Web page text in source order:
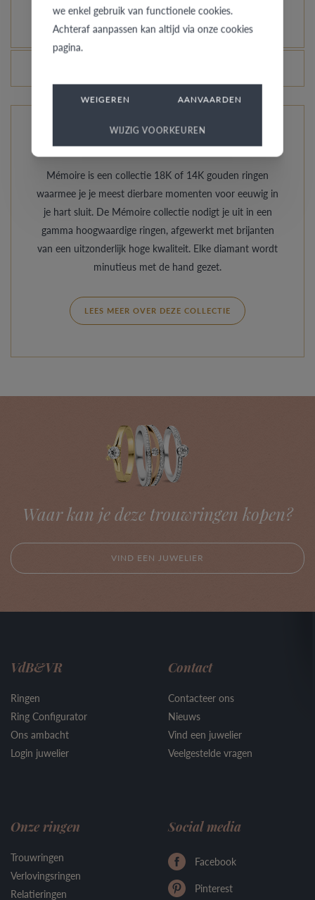
Hoe vermijd je dat het gerhodineerd wit goud
verandert in champagnekleur?
Mémoire is een collectie 18K of 14K gouden ringen
waarmee je je meest dierbare momenten voor eeuwig in
je hart sluit. De Mémoire collectie nodigt je uit in een
gamma hoogwaardige ringen, afgewerkt met brijanten
van een uitzonderlijk hoge kwaliteit. Elke diamant wordt
minutieus met de hand gezet.
LEES MEER OVER DEZE COLLECTIE
Waar kan je deze trouwringen kopen?
VIND EEN JUWELIER
we enkel gebruik van functionele cookies.
Achteraf aanpassen kan altijd via onze cookies
pagina.
WEIGEREN AANVAARDEN
WIJZIG VOORKEUREN
VdB&VR
Ringen
Ring Configurator
Ons ambacht
Login juwelier
Contact
Contacteer ons
Nieuws
Vind een juwelier
Veelgestelde vragen
Onze ringen
Trouwringen
Verlovingsringen
Relatieringen
Social media
Facebook
Pinterest